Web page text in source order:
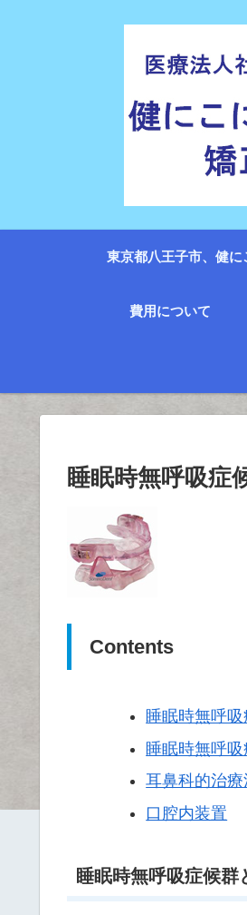
東京都八王子市、健
費用について
睡眠時無呼吸症
Contents
睡眠時無呼
睡眠時無呼
耳鼻科的治療
口腔内装置
睡眠時無呼吸症候群